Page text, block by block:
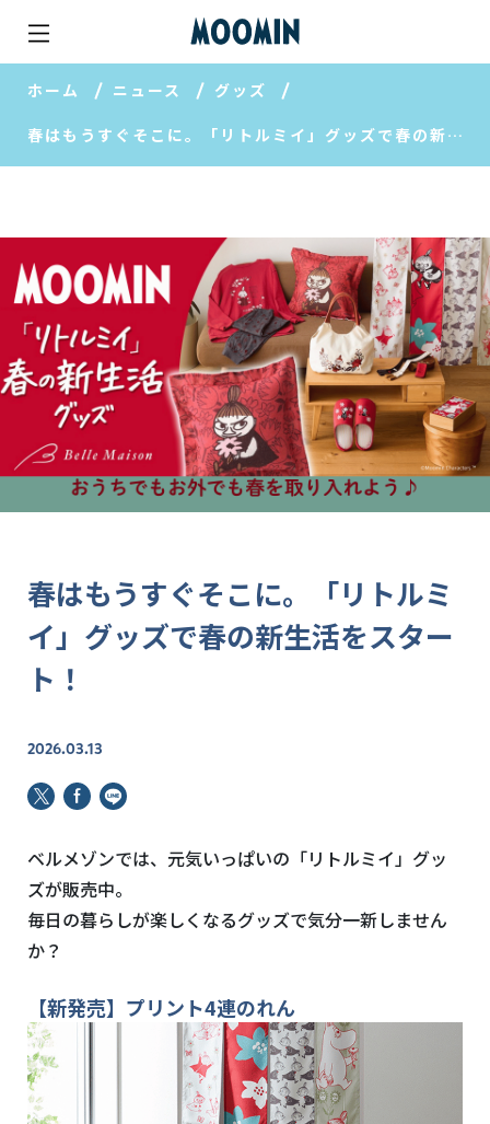
ホーム ニュース グッズ
春はもうすぐそこに。「リトルミイ」グッズで春の新生活をスタート！
春はもうすぐそこに。「リトルミ
イ」グッズで春の新生活をスター
ト！
2026.03.13
ベルメゾンでは、元気いっぱいの「リトルミイ」グッ
ズが販売中。
毎日の暮らしが楽しくなるグッズで気分一新しません
か？
【新発売】プリント4連のれん